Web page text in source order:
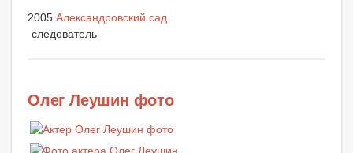
2005 Александровский сад
следователь
Олег Леушин фото